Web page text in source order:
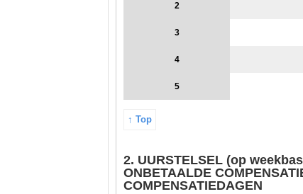
2
3
4
5
↑ Top
2. UURSTELSEL (op
ONBETAALDE
COMPENSATIEDAGEN